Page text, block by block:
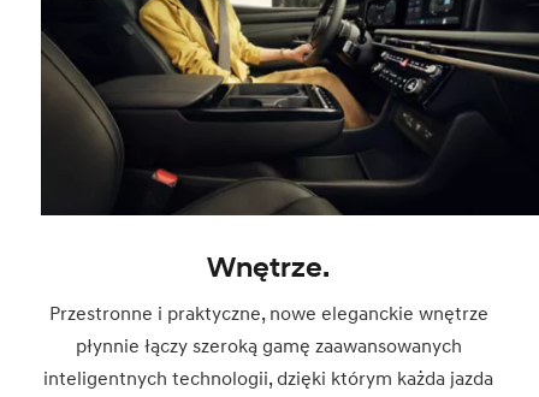
Wnętrze.
Przestronne i praktyczne, nowe eleganckie wnętrze
płynnie łączy szeroką gamę zaawansowanych
inteligentnych technologii, dzięki którym każda jazda